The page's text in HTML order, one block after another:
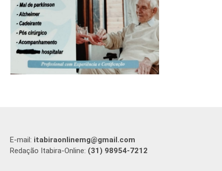
E-mail: itabiraonlinemg@gmail.com
Redação Itabira-Online: (31) 98954-7212